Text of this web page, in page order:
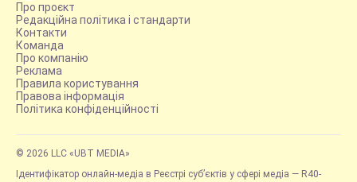
Про проєкт
Редакційна політика і стандарти
Контакти
Команда
Про компанію
Реклама
Правила користування
Правова інформація
Політика конфіденційності
© 2026 LLC «UBT MEDIA»
Ідентифікатор онлайн-медіа в Реєстрі суб’єктів у сфері медіа — R40-